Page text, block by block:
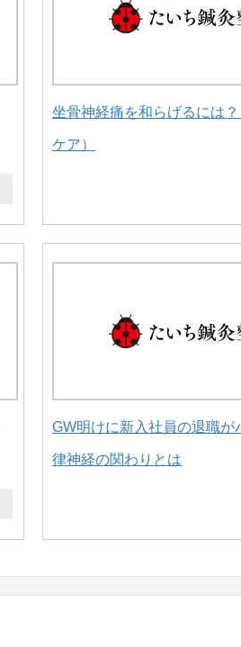
坐骨神経痛を和らげるには
ケア）
GW明けに新入社員の退職が
律神経の関わりとは